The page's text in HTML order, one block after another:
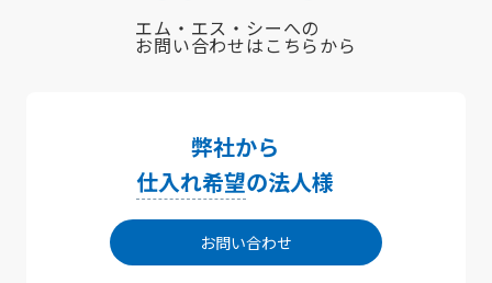
エム・エス・シーへの
お問い合わせはこちらから
弊社から
仕入れ希望の法人様
お問い合わせ